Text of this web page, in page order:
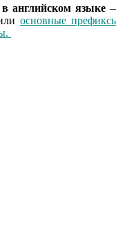
английском языке—
основные